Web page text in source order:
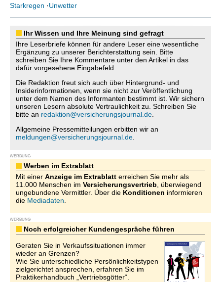
Starkregen ·Unwetter
Ihr Wissen und Ihre Meinung sind gefragt
Ihre Leserbriefe können für andere Leser eine wesentliche
Ergänzung zu unserer Berichterstattung sein. Bitte
schreiben Sie Ihre Kommentare unter den Artikel in das
dafür vorgesehene Eingabefeld.
Die Redaktion freut sich auch über Hintergrund- und
Insiderinformationen, wenn sie nicht zur Veröffentlichung
unter dem Namen des Informanten bestimmt ist. Wir sichern
unseren Lesern absolute Vertraulichkeit zu. Schreiben Sie
bitte an redaktion@versicherungsjournal.de
Allgemeine Pressemitteilungen erbitten wir an
meldungen@versicherungsjournal.de
WERBUNG
Werben im Extrablatt
Mit einer Anzeige im Extrablatt erreichen Sie mehr als
11.000 Menschen im Versicherungsvertrieb , überwiegend
ungebundene Vermittler. Über die Konditionen informieren
die Mediadaten
WERBUNG
Noch erfolgreicher Kundengespräche führen
Geraten Sie in Verkaufssituationen immer
wieder an Grenzen?
Wie Sie unterschiedliche Persönlichkeitstypen
zielgerichtet ansprechen, erfahren Sie im
Praktikerhandbuch „Vertriebsgötter“.